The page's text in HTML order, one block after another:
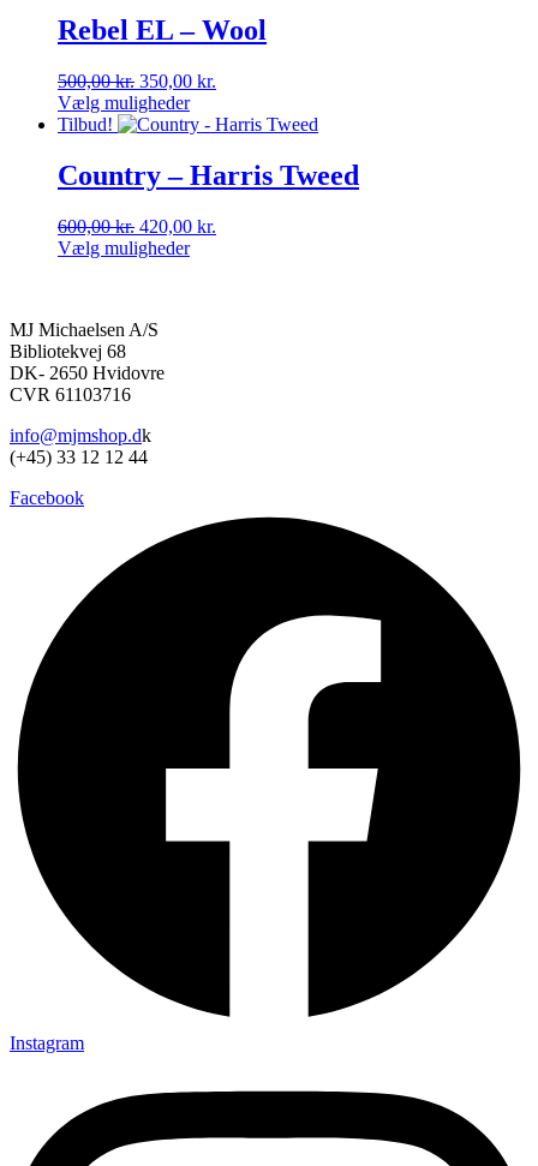
varesiden
600,00 kr..420,00 kr..
har
flere
Mulighederne
kan
vælges
varesiden
Rebel EL – Wool
500,00kr. Den
oprindelige
pris
500,00 kr..
350,00 kr.
pris
350,00 kr..
Vælg muligheder
Dette
har
flere
Mulighederne
kan
Tilbud!
Country – Harris Tweed
600,00kr. Den
oprindelige
420,00 kr.
Vælg muligheder
flere
varianter.
Mulighederne
kan
på
varesiden
MJ Michaelsen A/S
Bibliotekvej 68
DK- 2650 Hvidovre
CVR 61103716
info@mjmshop.dk
(+45) 33 12 12 44
Facebook
Instagram